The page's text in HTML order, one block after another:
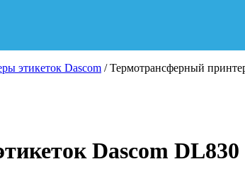
этикеток Dascom / Термотрансферный
Dascom DL830